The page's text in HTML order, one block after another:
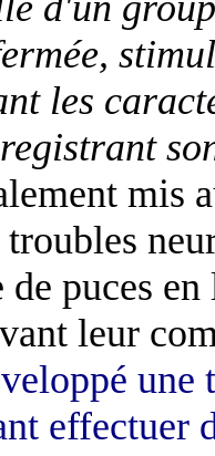
les
mis
de puces
leur
une
effectuer